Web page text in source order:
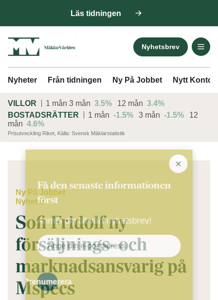
Läs tidningen
Nyhetsbrev
Nyheter Från tidningen Ny På Jobbet Nytt Kontor
VILLOR 1 mån 3 mån 3.5% 12 mån 3.4%
BOSTADSRÄTTER
1 mån -1.5% 3 mån -1.5%
12
mån 4.6%
Prisutveckling Riket, Källa: Svensk Mäklarstatistik
ANNONS
Ny På Jobbet
Nyheter
Sofi Fridolf ny
försäljnings- och
marknadsansvarig på
Mspecs
Få den senaste informationen
först
Anmäl dig till vårt nyhetsbrev!
Prenumerera